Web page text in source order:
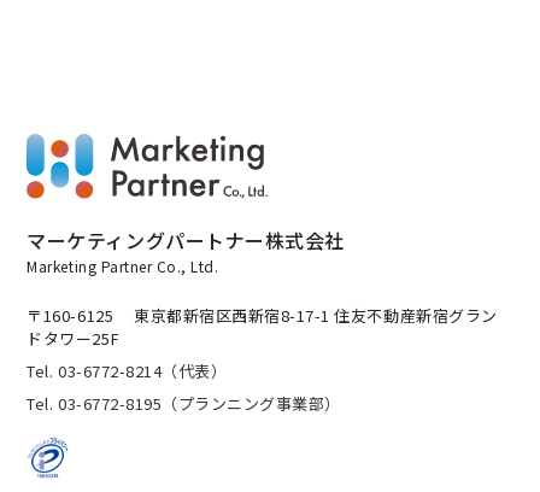
マーケティングパートナー株式会社
Marketing Partner Co., Ltd.
〒160-6125
東京都新宿区西新宿8-17-1 住友不動産新宿グラン
ドタワー25F
Tel. 03-6772-8214（代表）
Tel. 03-6772-8195（プランニング事業部）